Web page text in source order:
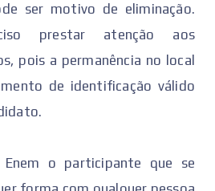
ser motivo de eliminação.
prestar atenção aos
pois a permanência no local
de identificação válido
o participante que se